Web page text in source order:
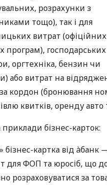
розрахунки з
тощо), так і для
витрат (офіційних
програм), господарських
оргтехніка, бензин чи
або витрат на
за кордон (бронювання
квитків, оренду
бізнес-карток:
бізнес-картка від àбанк
для ФОП та юросіб, що
розраховуватися за